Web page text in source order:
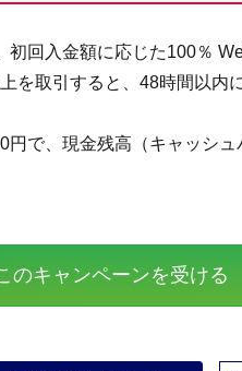
回入金額に応じた100％
を取引すると、48時間以内
円で、現金残高（キャッシ
のキャンペーンを受ける